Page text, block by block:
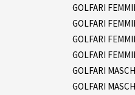
GOLFARI
GOLFARI
GOLFARI
GOLFARI
GOLFARI
GOLFARI